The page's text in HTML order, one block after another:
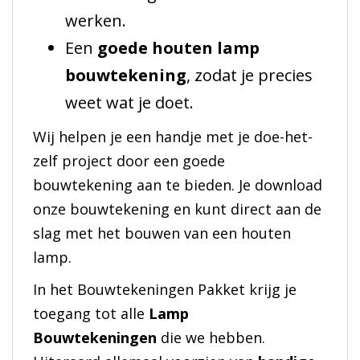
werken.
Een goede houten lamp
bouwtekening, zodat je precies
weet wat je doet.
Wij helpen je een handje met je doe-het-
zelf project door een goede
bouwtekening aan te bieden. Je download
onze bouwtekening en kunt direct aan de
slag met het bouwen van een houten
lamp.
In het Bouwtekeningen Pakket krijg je
toegang tot alle Lamp
Bouwtekeningen die we hebben.